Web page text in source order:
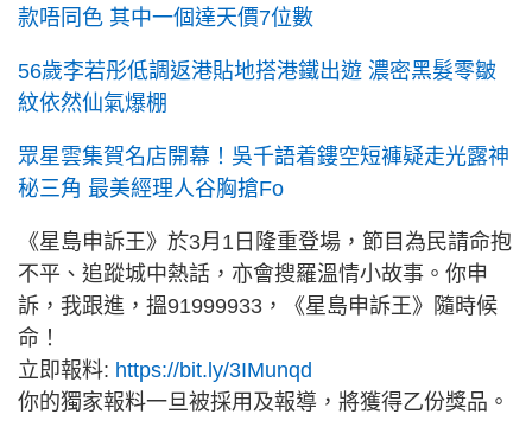
款唔同色 其中一個達天價7位數
56歲李若彤低調返港貼地搭港鐵出遊 濃密黑髮零皺
紋依然仙氣爆棚
眾星雲集賀名店開幕！吳千語着鏤空短褲疑走光露神
秘三角 最美經理人谷胸搶Fo
《星島申訴王》於3月1日隆重登場，節目為民請命抱
不平、追蹤城中熱話，亦會搜羅溫情小故事。你申
訴，我跟進，搵91999933，《星島申訴王》隨時候
命！
立即報料: https://bit.ly/3IMunqd
你的獨家報料一旦被採用及報導，將獲得乙份獎品。